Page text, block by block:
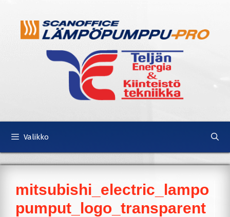
Valikko
mitsubishi_electric_lampo
pumput_logo_transparent